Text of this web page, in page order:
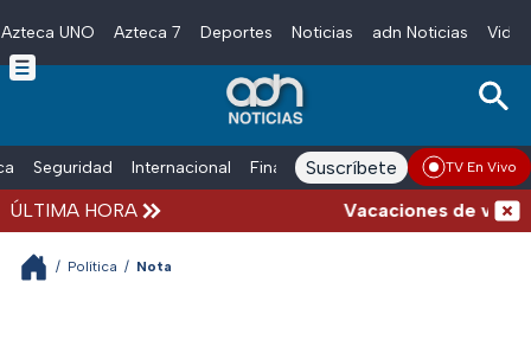
Skip to main content
Azteca UNO Azteca 7 Deportes Noticias adn Noticias
Seguridad Internacional Finanzas adn Noticias Radio
Suscríbete TV En Vivo
ÚLTIMA HORA Vacaciones de
/ Política / Nota